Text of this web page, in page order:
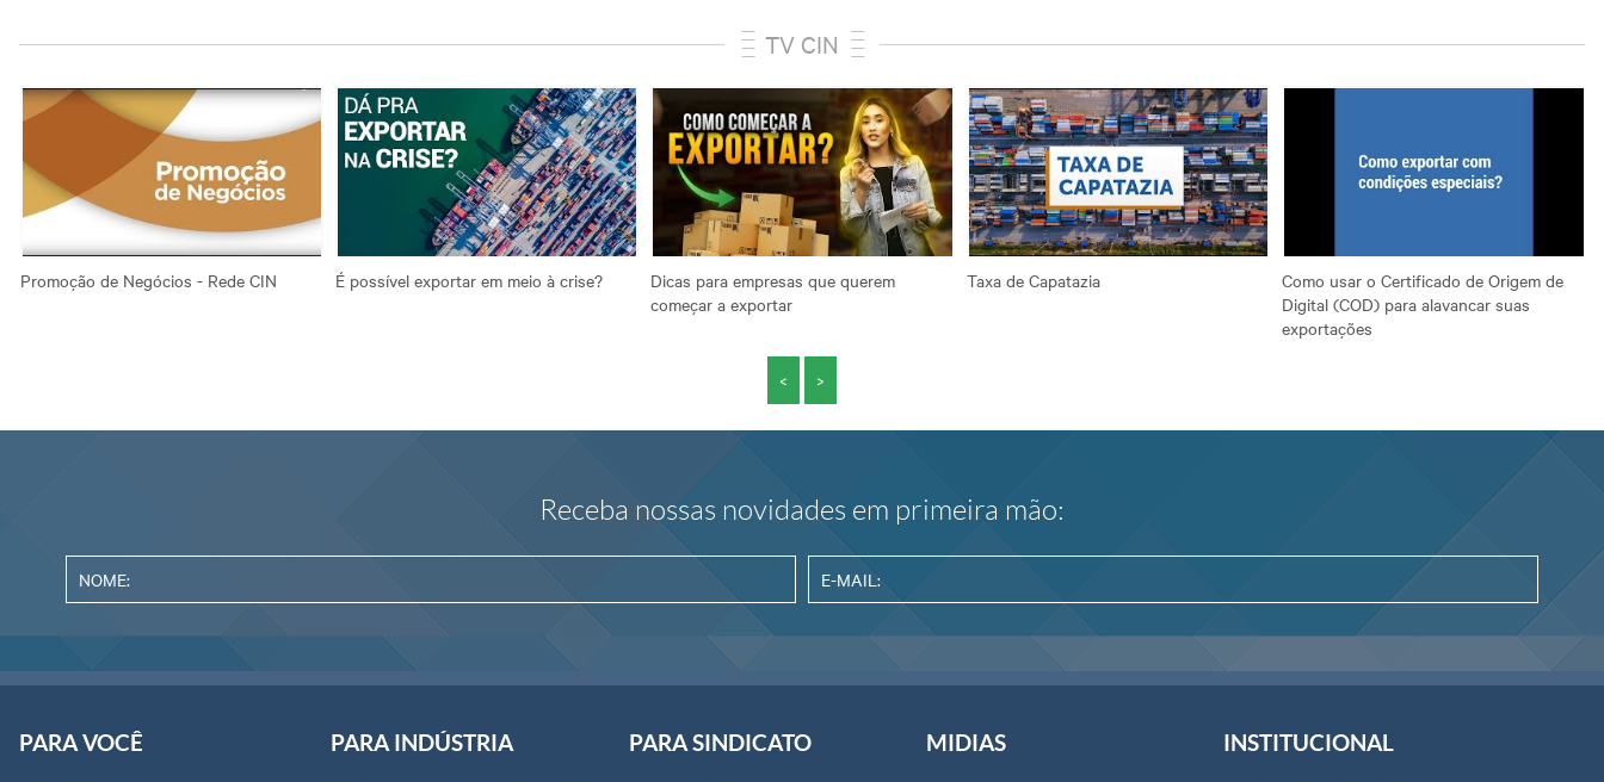
TV CIN
Promoção de Negócios - Rede CIN É possível exportar em meio à crise?
Dicas para empresas que querem
começar a exportar
Taxa de Capatazia
Como usar o Certificado de Origem de
Digital (COD) para alavancar suas
exportações
< >
Receba nossas novidades em primeira mão:
PARA VOCÊ PARA INDÚSTRIA PARA SINDICATO MIDIAS INSTITUCIONAL